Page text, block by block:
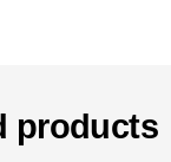
products